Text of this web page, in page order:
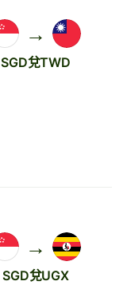
→
SGD兌TWD
→
SGD兌UGX